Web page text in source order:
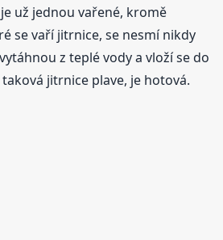
už jednou vařené, kromě
se vaří jitrnice, se nesmí nikdy
z teplé vody a vloží se do
jitrnice plave, je hotová.